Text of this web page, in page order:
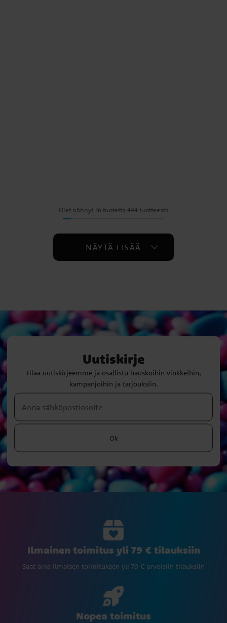
Olet nähnyt 36 tuotetta 444 tuotteesta
NÄYTÄ LISÄÄ
Uutiskirje
Tilaa uutiskirjeemme ja osallistu hauskoihin vinkkeihin,
kampanjoihin ja tarjouksiin.
Ok
Ilmainen toimitus yli 79 € tilauksiin
Saat aina ilmaisen toimituksen yli 79 € arvoisiin tilauksiin
Nopea toimitus